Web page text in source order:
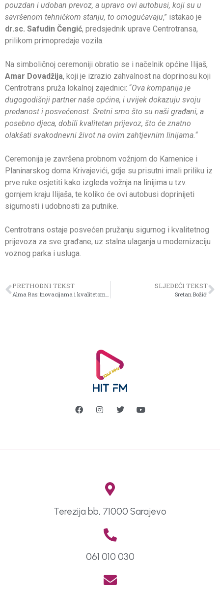
pouzdan i udoban prevoz, a upravo ovi autobusi, koji su u
savršenom tehničkom stanju, to omogućavaju,” istakao je
dr.sc. Safudin Čengić, predsjednik uprave Centrotransa,
prilikom primopredaje vozila.
Na simboličnoj ceremoniji obratio se i načelnik općine Ilijaš,
Amar Dovadžija, koji je izrazio zahvalnost na doprinosu koji
Centrotrans pruža lokalnoj zajednici: “Ova kompanija je
dugogodišnji partner naše općine, i uvijek dokazuju svoju
predanost i posvećenost. Sretni smo što su naši građani, a
posebno djeca, dobili kvalitetan prijevoz, što će znatno
olakšati svakodnevni život na ovim zahtjevnim linijama.“
Ceremonija je završena probnom vožnjom do Kamenice i
Planinarskog doma Krivajevići, gdje su prisutni imali priliku iz
prve ruke osjetiti kako izgleda vožnja na linijima u tzv.
gornjem kraju Ilijaša, te koliko će ovi autobusi doprinijeti
sigurnosti i udobnosti za putnike.
Centrotrans ostaje posvećen pružanju sigurnog i kvalitetnog
prijevoza za sve građane, uz stalna ulaganja u modernizaciju
voznog parka i usluga.
PRETHODNI TEKST
Alma Ras: Inovacijama i kvalitetom potvrđujemo lidersku poziciju
SLJEDEĆI TEKST
Sretan Božić!
Terezija bb, 71000 Sarajevo
061 010 030